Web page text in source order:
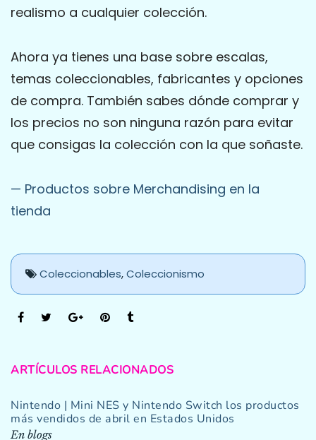
realismo a cualquier colección.
Ahora ya tienes una base sobre escalas,
temas coleccionables, fabricantes y opciones
de compra. También sabes dónde comprar y
los precios no son ninguna razón para evitar
que consigas la colección con la que soñaste.
— Productos sobre Merchandising en la
tienda
Coleccionables,Coleccionismo
ARTÍCULOS RELACIONADOS
Nintendo | Mini NES y Nintendo Switch los productos
más vendidos de abril en Estados Unidos
En blogs